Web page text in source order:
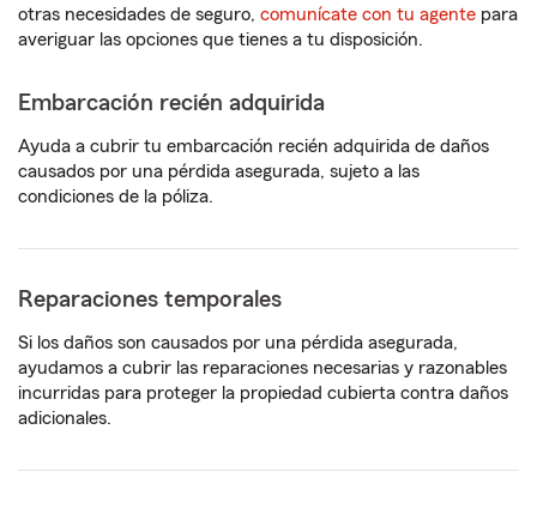
otras necesidades de seguro, comunícate con tu agente para
averiguar las opciones que tienes a tu disposición.
Embarcación recién adquirida
Ayuda a cubrir tu embarcación recién adquirida de daños
causados por una pérdida asegurada, sujeto a las
condiciones de la póliza.
Reparaciones temporales
Si los daños son causados por una pérdida asegurada,
ayudamos a cubrir las reparaciones necesarias y razonables
incurridas para proteger la propiedad cubierta contra daños
adicionales.